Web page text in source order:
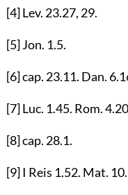
[4]Lev. 23.27, 29.
[5]Jon. 1.5.
[6]cap. 23.11. Dan.
[7]Luc. 1.45. Rom.4.20
[8]cap. 28.1.
[9]I Reis 1.52. Mat.